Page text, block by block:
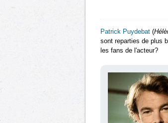
Patrick Puydebat (
sont reparties de plus
les fans de l'acteur?